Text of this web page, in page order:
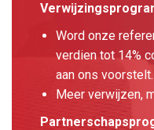
Word onze
verdien tot 14%
aan ons voorstelt.
Meer verwijzen,